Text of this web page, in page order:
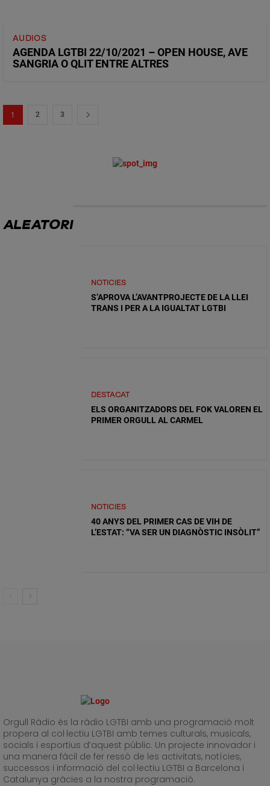
AUDIOS
AGENDA LGTBI 22/10/2021 – OPEN HOUSE, AVE
SANGRIA O QLIT ENTRE ALTRES
1 2 3
ALEATORI
NOTICIES
S’APROVA L’AVANTPROJECTE DE LA LLEI
TRANS I PER A LA IGUALTAT LGTBI
DESTACAT
ELS ORGANITZADORS DEL FOK VALOREN EL
PRIMER ORGULL AL CARMEL
NOTICIES
40 ANYS DEL PRIMER CAS DE VIH DE
L’ESTAT: “VA SER UN DIAGNÒSTIC INSÒLIT”
Orgull Ràdio és la ràdio LGTBI amb una programació molt
propera al col·lectiu LGTBI amb temes culturals, musicals,
socials i esportius d’aquest públic. Un projecte innovador i
una manera fàcil de fer ressò de les activitats, notícies,
successos i informació del col·lectiu LGTBI a Barcelona i
Catalunya gràcies a la nostra programació.